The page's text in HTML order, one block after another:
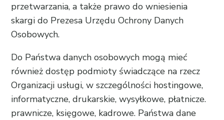
przetwarzania, a także prawo do wniesienia
skargi do Prezesa Urzędu Ochrony Danych
Osobowych.
Do Państwa danych osobowych mogą mieć
również dostęp podmioty świadczące na rzecz
Organizacji usługi, w szczególności hostingowe,
informatyczne, drukarskie, wysyłkowe, płatnicze.
prawnicze, księgowe, kadrowe. Państwa dane